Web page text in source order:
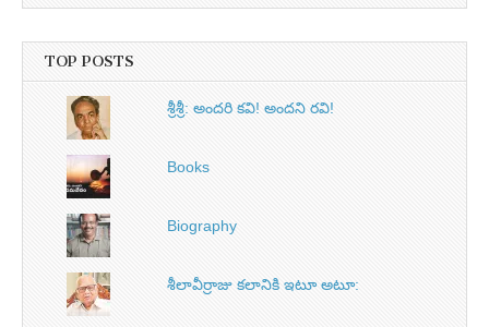
TOP POSTS
శ్రీశ్రీ: అందరి కవి! అందని రవి!
Books
Biography
శీలావీర్రాజు కలానికి ఇటూ అటూ: